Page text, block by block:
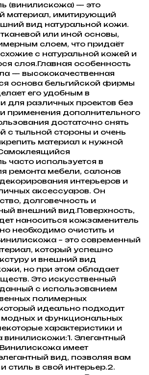
(винилискожа) — это
материал, имитирующий
вид натуральной кожи.
или иной основы,
слоем, что придаёт
с натуральной кожей и
слоя.Главная особенность
— высококачественная
основа бельгийской фирмы
его удобным в
для различных проектов без
применения дополнительного
достаточно снять
с тыльной стороны и очень
материал к нужной
часто используется в
ремонта мебели, салонов
интерьеров и
аксессуаров. Он
долговечность и
внешний вид.Поверхность,
наноситься кожзаменитель
необходимо очистить и
– это современный
который успешно
и внешний вид
но при этом обладает
Это искусственный
с использованием
полимерных
идеально подходит
модных и функциональных
характеристики и
Элегантный
имеет
вид, позволяя вам
стиль в свой интерьер.2.